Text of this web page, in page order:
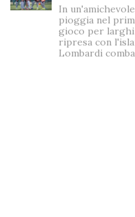
In
pioggia nel
gioco per
ripresa con
Lombardi